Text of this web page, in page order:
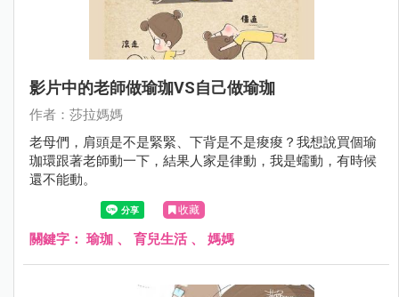
影片中的老師做瑜珈VS自己做瑜珈
作者：莎拉媽媽
老母們，肩頭是不是緊緊、下背是不是痠痠？我想說買個瑜
珈環跟著老師動一下，結果人家是律動，我是蠕動，有時候
還不能動。
收藏
關鍵字： 瑜珈 、 育兒生活、 媽媽